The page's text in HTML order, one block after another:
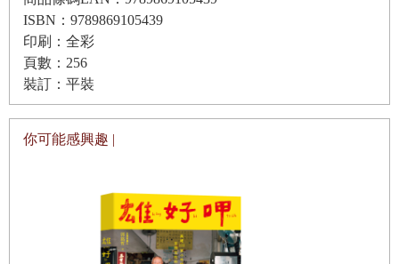
ISBN：9789869105439
印刷：全彩
頁數：256
裝訂：平裝
你可能感興趣 |